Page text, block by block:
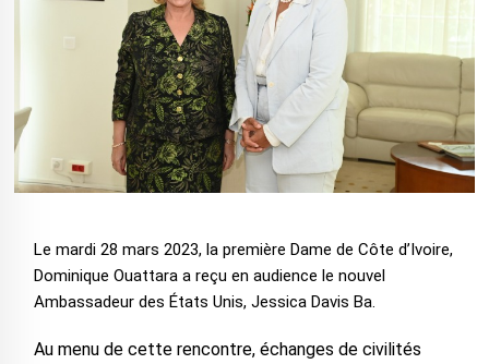
Le mardi 28 mars 2023, la première Dame de Côte d’Ivoire,
Dominique Ouattara a reçu en audience le nouvel
Ambassadeur des États Unis, Jessica Davis Ba.
Au menu de cette rencontre, échanges de civilités